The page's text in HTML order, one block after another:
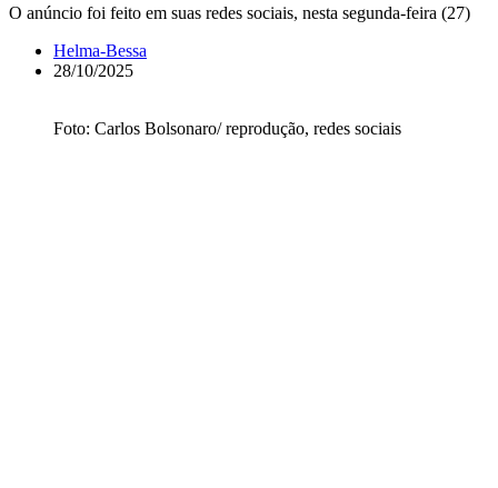
O anúncio foi feito em suas redes sociais, nesta segunda-feira (27)
Helma-Bessa
28/10/2025
Foto: Carlos Bolsonaro/ reprodução, redes sociais